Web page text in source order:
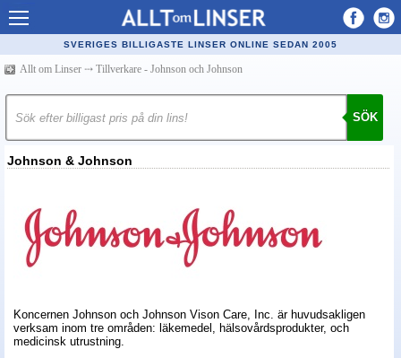
Allt om Linser
Billiga kontaktlinser
Köpa linser på nätet
Populära linser
Linsvätska
Optiker
Glasögon
SVERIGES BILLIGASTE LINSER ONLINE SEDAN 2005
Allt om Linser ⤏ Tillverkare - Johnson och Johnson
SÖK
Johnson & Johnson
Koncernen Johnson och Johnson Vison Care, Inc. är huvudsakligen
verksam inom tre områden: läkemedel, hälsovårdsprodukter, och
medicinsk utrustning.